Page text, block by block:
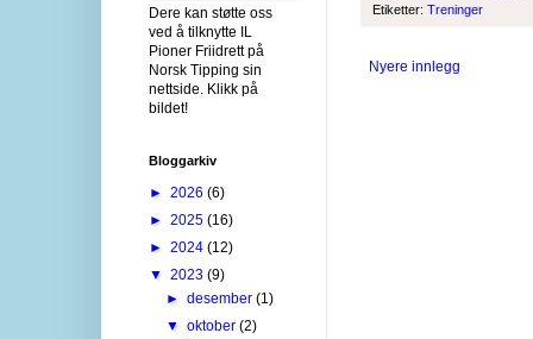
Etiketter: Treninger
Nyere innlegg
Dere kan støtte oss
ved å tilknytte IL
Pioner Friidrett på
Norsk Tipping sin
nettside. Klikk på
bildet!
Bloggarkiv
► 2026 (6)
► 2025 (16)
► 2024 (12)
▼ 2023 (9)
►desember(1)
▼oktober(2)